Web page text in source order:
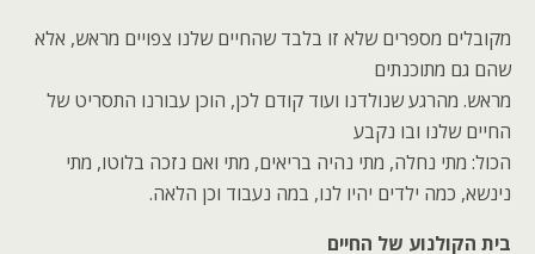
מקובלים מספרים שלא זו בלבד שהחיים שלנו צפויים מראש, אלא
שהם גם מתוכנתים
מראש. מהרגע שנולדנו ועוד קודם לכן, הוכן עבורנו התסריט של
החיים שלנו ובו נקבע
הכול: מתי נחלה, מתי נהיה בריאים, מתי ואם נזכה בלוטו, מתי
נינשא, כמה ילדים יהיו לנו, במה נעבוד וכן הלאה.
בית הקולנוע של החיים